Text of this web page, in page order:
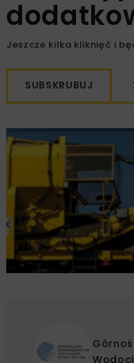
Jeszcze kilka kliknięć i
SUBSKRUBUJ